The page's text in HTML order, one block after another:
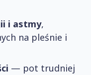
i astmy,
na pleśnie i
— pot trudniej